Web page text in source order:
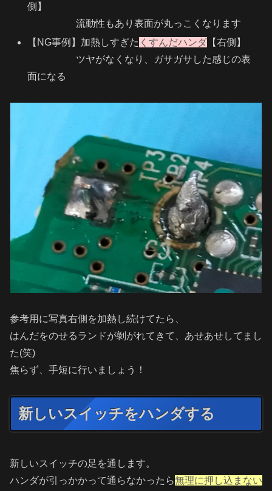
側】
流動性もあり表面が丸っこくなります
【NG事例】加熱しすぎた くすんだハンダ 【右側】
ツヤがなくなり、ガサガサした感じの表
面になる
参考用に写真右側を加熱し続けてたら、
はんだをのせるランドが剝がれてきて、あせあせしてまし
た(笑)
焦らず、手短に行いましょう！
新しいスイッチをハンダする
新しいスイッチの足を通します。
ハンダが引っかかって通らなかったら無理に押し込まない